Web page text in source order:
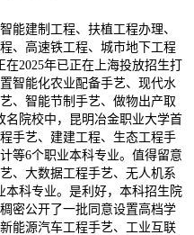
建制工程、扶植工程办理、
、高速铁工程、城市地下工程
2025年已正在上海投放招生打
智能化农业配备手艺、现代水
、智能节制手艺、做物出产取
名院校中，昆明冶金职业大学首
手艺、建建工程、生态工程手
等6个职业本科专业。值得留意
、大数据工程手艺、无人机系
本科专业。是利好，本科招生院
密公开了一批同意设置高档学
能源汽车工程手艺、工业互联